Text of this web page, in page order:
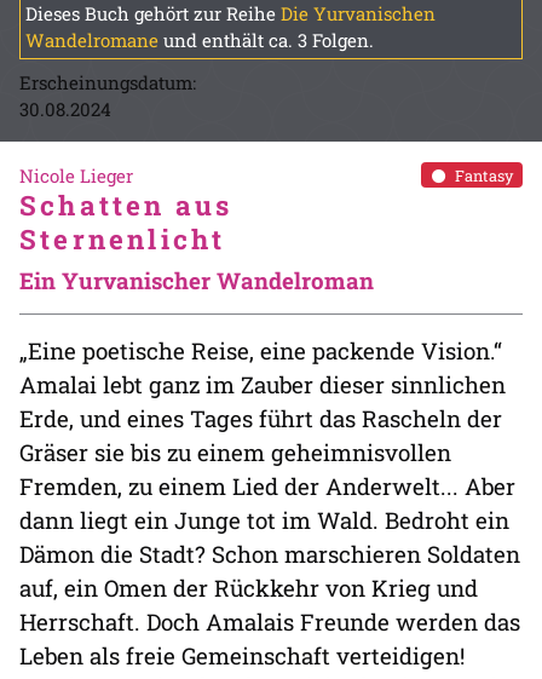
Dieses Buch gehört zur Reihe Die Yurvanischen
Wandelromane und enthält ca. 3 Folgen.
Erscheinungsdatum:
30.08.2024
Fantasy
Nicole Lieger
Schatten aus
Sternenlicht
Ein Yurvanischer Wandelroman
„Eine poetische Reise, eine packende Vision.“
Amalai lebt ganz im Zauber dieser sinnlichen
Erde, und eines Tages führt das Rascheln der
Gräser sie bis zu einem geheimnisvollen
Fremden, zu einem Lied der Anderwelt... Aber
dann liegt ein Junge tot im Wald. Bedroht ein
Dämon die Stadt? Schon marschieren Soldaten
auf, ein Omen der Rückkehr von Krieg und
Herrschaft. Doch Amalais Freunde werden das
Leben als freie Gemeinschaft verteidigen!